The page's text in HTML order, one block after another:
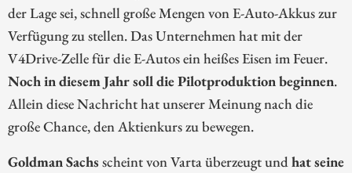
der Lage sei, schnell große Mengen von E-Auto-Akkus zur
Verfügung zu stellen. Das Unternehmen hat mit der
V4Drive-Zelle für die E-Autos ein heißes Eisen im Feuer.
Noch in diesem Jahr soll die Pilotproduktion beginnen.
Allein diese Nachricht hat unserer Meinung nach die
große Chance, den Aktienkurs zu bewegen.
Goldman Sachs scheint von Varta überzeugt undhat seine